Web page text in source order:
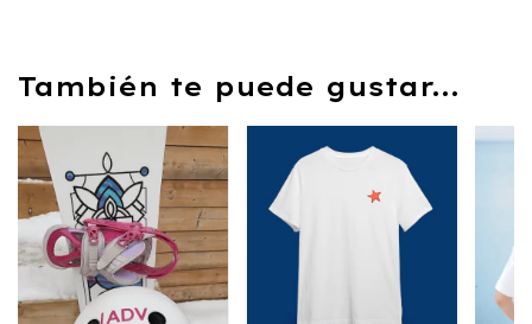
También te puede gustar...